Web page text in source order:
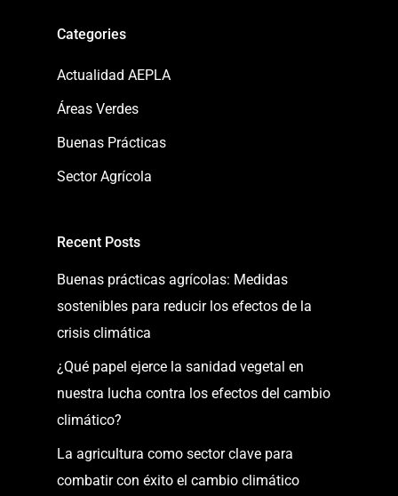
Categories
Actualidad AEPLA
Áreas Verdes
Buenas Prácticas
Sector Agrícola
Recent Posts
Buenas prácticas agrícolas: Medidas
sostenibles para reducir los efectos de la
crisis climática
¿Qué papel ejerce la sanidad vegetal en
nuestra lucha contra los efectos del cambio
climático?
La agricultura como sector clave para
combatir con éxito el cambio climático